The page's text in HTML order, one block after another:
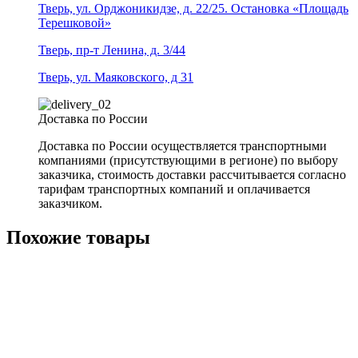
Тверь, ул. Орджоникидзе, д. 22/25. Остановка «Площадь
Терешковой»
Тверь, пр-т Ленина, д. 3/44
Тверь, ул. Маяковского, д 31
Доставка по России
Доставка по России осуществляется транспортными
компаниями (присутствующими в регионе) по выбору
заказчика, стоимость доставки рассчитывается согласно
тарифам транспортных компаний и оплачивается
заказчиком.
Похожие товары